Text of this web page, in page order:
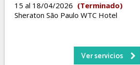
15 al 18/04/2026 (Terminado)
Sheraton São Paulo WTC Hotel
Ver servicios